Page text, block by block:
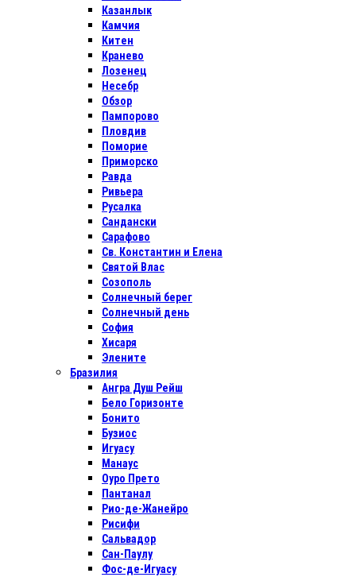
Казанлык
Камчия
Китен
Кранево
Лозенец
Несебр
Обзор
Пампорово
Пловдив
Поморие
Приморско
Равда
Ривьера
Русалка
Сандански
Сарафово
Св. Константин и Елена
Святой Влас
Созополь
Солнечный берег
Солнечный день
София
Хисаря
Элените
Бразилия
Ангра Душ Рейш
Бело Горизонте
Бонито
Бузиос
Игуасу
Манаус
Оуро Прето
Пантанал
Рио-де-Жанейро
Рисифи
Сальвадор
Сан-Паулу
Фос-де-Игуасу